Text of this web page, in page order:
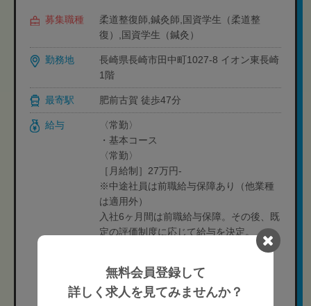
募集職種
柔道整復師,鍼灸師,国資学生（柔道整
復）,国資学生（鍼灸）
勤務地
長崎県長崎市田中町1027-8 イオン東長崎
1階
最寄駅 肥前古賀 徒歩47分
給与
〈常勤〉
・基本コース
〈常勤〉
［月給制］27万円-
※中途社員は前職給与保障あり（他業種
は適用外）
入社6ヶ月間は前職給与保障。その後、既
定の評価制度に応じて給与を決定。
※経験や状況に応じて変動可能性有り
［入社半年以後］
月10日休:245,000円
無料会員登録して
詳しく求人を見てみませんか？